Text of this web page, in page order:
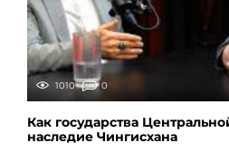
1010 0
Как государства
наследие Чингисхана